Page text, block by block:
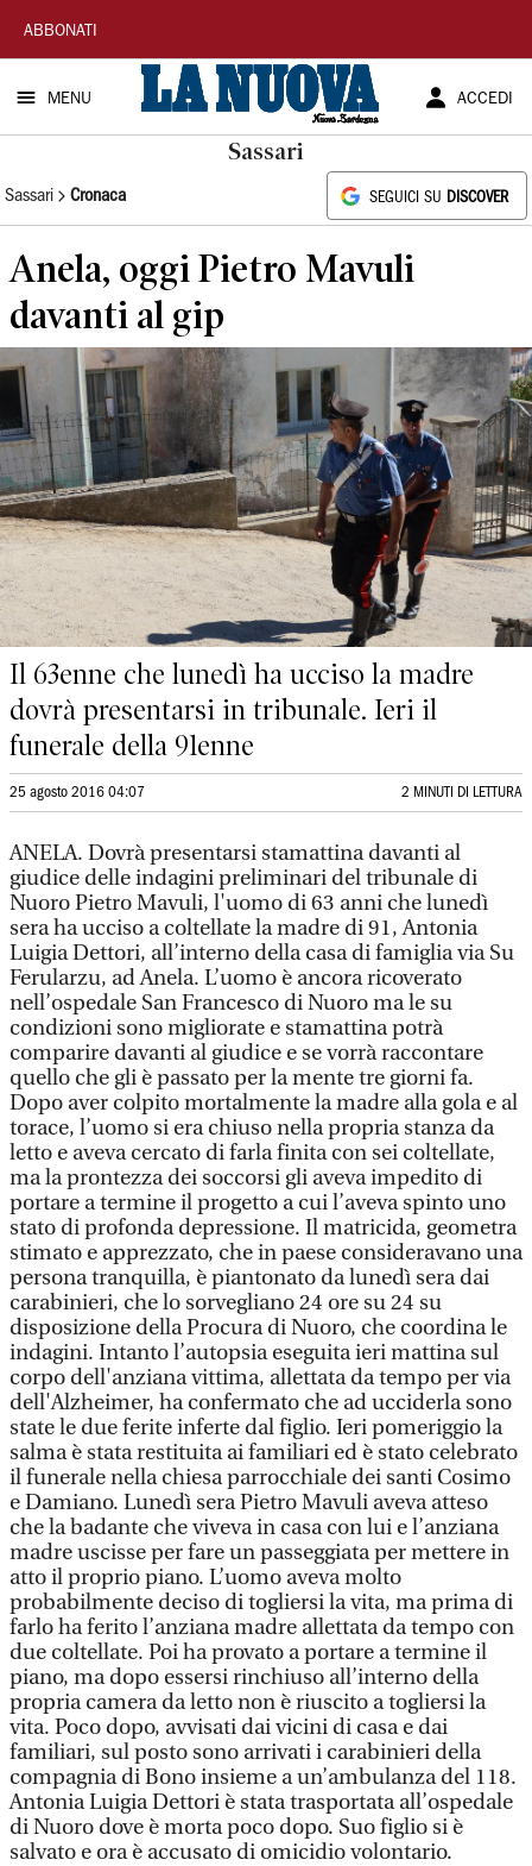
La
Nuova
Sardegna
ABBONATI
MENU ACCEDI
Sassari
Sassari Cronaca SEGUICI SU DISCOVER
Anela, oggi Pietro Mavuli
davanti al gip
Il 63enne che lunedì ha ucciso la madre
dovrà presentarsi in tribunale. Ieri il
funerale della 91enne
25 agosto 2016 04:07 2 MINUTI DI LETTURA
ANELA. Dovrà presentarsi stamattina davanti al
giudice delle indagini preliminari del tribunale di
Nuoro Pietro Mavuli, l'uomo di 63 anni che lunedì
sera ha ucciso a coltellate la madre di 91, Antonia
Luigia Dettori, all’interno della casa di famiglia via Su
Ferularzu, ad Anela. L’uomo è ancora ricoverato
nell’ospedale San Francesco di Nuoro ma le su
condizioni sono migliorate e stamattina potrà
comparire davanti al giudice e se vorrà raccontare
quello che gli è passato per la mente tre giorni fa.
Dopo aver colpito mortalmente la madre alla gola e al
torace, l’uomo si era chiuso nella propria stanza da
letto e aveva cercato di farla finita con sei coltellate,
ma la prontezza dei soccorsi gli aveva impedito di
portare a termine il progetto a cui l’aveva spinto uno
stato di profonda depressione. Il matricida, geometra
stimato e apprezzato, che in paese consideravano una
persona tranquilla, è piantonato da lunedì sera dai
carabinieri, che lo sorvegliano 24 ore su 24 su
disposizione della Procura di Nuoro, che coordina le
indagini. Intanto l’autopsia eseguita ieri mattina sul
corpo dell'anziana vittima, allettata da tempo per via
dell'Alzheimer, ha confermato che ad ucciderla sono
state le due ferite inferte dal figlio. Ieri pomeriggio la
salma è stata restituita ai familiari ed è stato celebrato
il funerale nella chiesa parrocchiale dei santi Cosimo
e Damiano. Lunedì sera Pietro Mavuli aveva atteso
che la badante che viveva in casa con lui e l’anziana
madre uscisse per fare un passeggiata per mettere in
atto il proprio piano. L’uomo aveva molto
probabilmente deciso di togliersi la vita, ma prima di
farlo ha ferito l’anziana madre allettata da tempo con
due coltellate. Poi ha provato a portare a termine il
piano, ma dopo essersi rinchiuso all’interno della
propria camera da letto non è riuscito a togliersi la
vita. Poco dopo, avvisati dai vicini di casa e dai
familiari, sul posto sono arrivati i carabinieri della
compagnia di Bono insieme a un’ambulanza del 118.
Antonia Luigia Dettori è stata trasportata all’ospedale
di Nuoro dove è morta poco dopo. Suo figlio si è
salvato e ora è accusato di omicidio volontario.